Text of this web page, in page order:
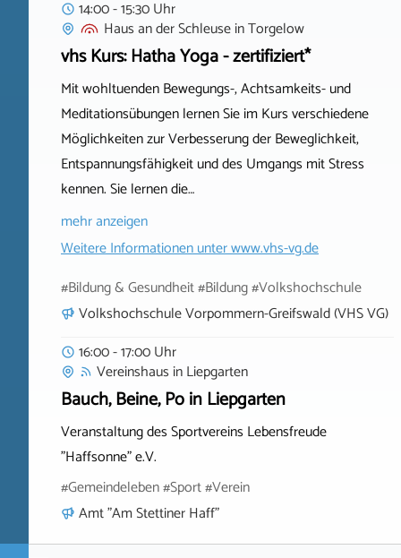
14:00 - 15:30 Uhr
Haus an der SchleuseinTorgelow
vhs Kurs: Hatha Yoga - zertifiziert*
Mit wohltuenden Bewegungs-, Achtsamkeits- und
Meditationsübungen lernen Sie im Kurs verschiedene
Möglichkeiten zur Verbesserung der Beweglichkeit,
Entspannungsfähigkeit und des Umgangs mit Stress
kennen. Sie lernen die…
mehr anzeigen
Weitere Informationen unterwww.vhs-vg.de
#Bildung & Gesundheit #Bildung #Volkshochschule
Volkshochschule Vorpommern-Greifswald (VHS VG)
16:00 - 17:00 Uhr
Vereinshaus inLiepgarten
Bauch, Beine, Po in Liepgarten
Veranstaltung des Sportvereins Lebensfreude
"Haffsonne" e.V.
#Gemeindeleben #Sport #Verein
Amt "Am Stettiner Haff"